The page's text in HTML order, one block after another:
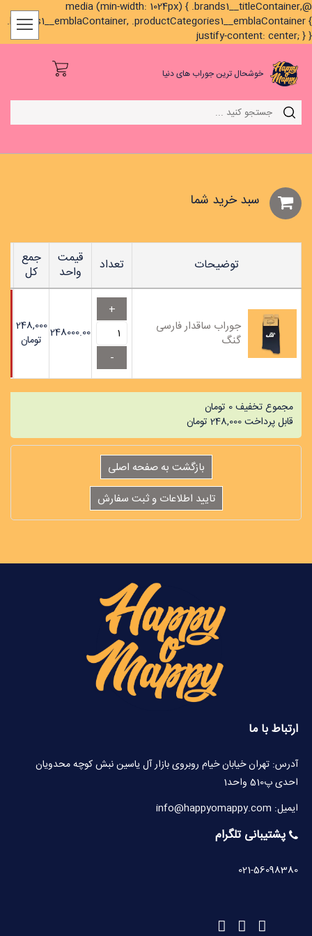
@media (min-width: 1024px) { .brands1__titleContainer,
.brands1__emblaContainer, .productCategories1__emblaContainer {
justify-content: center; } }
خوشحال ترین جوراب های دنیا
سبد خريد شما
توضیحات تعداد قیمت
واحد
جمع
کل
جوراب ساقدار فارسی
گنگ
248000.00
248,000
تومان
مجموع تخفیف0 تومان
قابل پرداخت248,000 تومان
ارتباط با ما
آدرس: تهران خیابان خیام روبروی بازار آل یاسین نبش کوچه محدویان
احدی پ510 واحد1
ایمیل: info@happyomappy.com
پشتیبانی تلگرام
021-56098380